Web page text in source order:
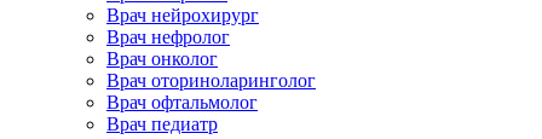
Врач нейрохирург
Врач нефролог
Врач онколог
Врач оториноларинголог
Врач офтальмолог
Врач педиатр